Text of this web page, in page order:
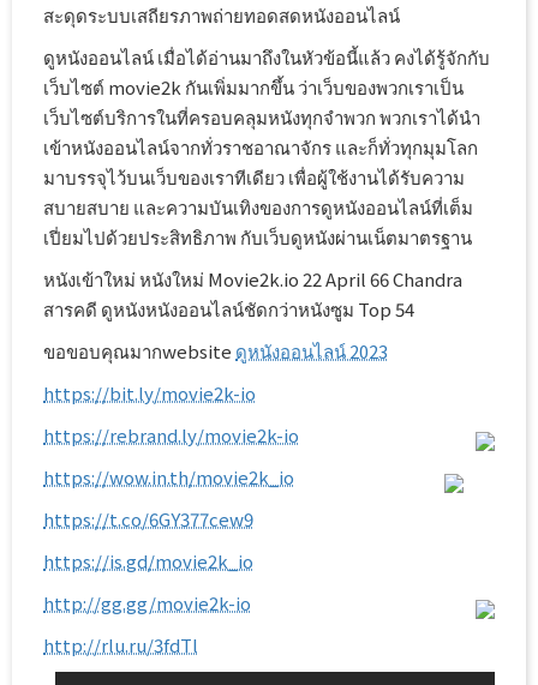
สะดุดระบบเสถียรภาพถ่ายทอดสดหนังออนไลน์
ดูหนังออนไลน์ เมื่อได้อ่านมาถึงในหัวข้อนี้แล้ว คงได้รู้จักกับ
เว็บไซต์ movie2k กันเพิ่มมากขึ้น ว่าเว็บของพวกเราเป็น
เว็บไซต์บริการในที่ครอบคลุมหนังทุกจำพวก พวกเราได้นำ
เข้าหนังออนไลน์จากทั่วราชอาณาจักร และก็ทั่วทุกมุมโลก
มาบรรจุไว้บนเว็บของเราทีเดียว เพื่อผู้ใช้งานได้รับความ
สบายสบาย และความบันเทิงของการดูหนังออนไลน์ที่เต็ม
เปี่ยมไปด้วยประสิทธิภาพ กับเว็บดูหนังผ่านเน็ตมาตรฐาน
หนังเข้าใหม่ หนังใหม่ Movie2k.io 22 April 66 Chandra
สารคดี ดูหนังหนังออนไลน์ชัดกว่าหนังซูม Top 54
ขอขอบคุณมากwebsite ดูหนังออนไลน์ 2023
https://bit.ly/movie2k-io
https://rebrand.ly/movie2k-io
https://wow.in.th/movie2k_io
https://t.co/6GY377cew9
https://is.gd/movie2k_io
http://gg.gg/movie2k-io
http://rlu.ru/3fdTl